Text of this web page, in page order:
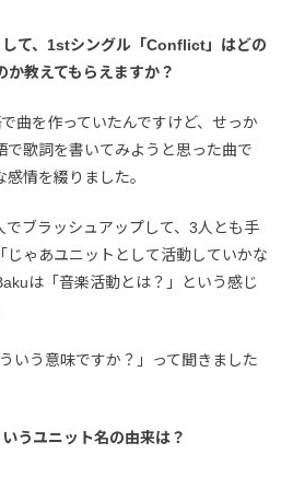
て、1stシングル「Conflict」はどの
教えてもらえますか？
曲を作っていたんですけど、せっか
で歌詞を書いてみようと思った曲で
情を綴りました。
でブラッシュアップして、3人とも手
じゃあユニットとして活動していかな
は「音楽活動とは？」という感じ
いう意味ですか？」って聞きました
うユニット名の由来は？